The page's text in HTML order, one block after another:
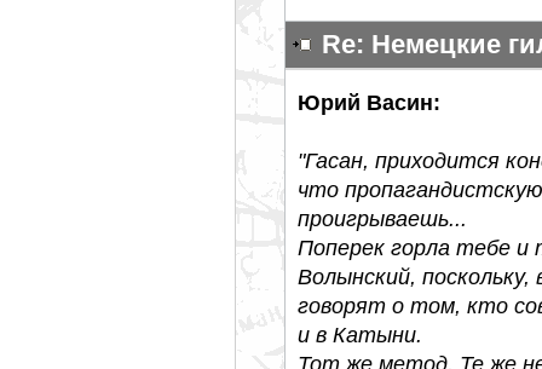
Re: Немецкие
Юрий Васин:
"Гасан, приходится
что
проигрываешь...
Поперек горла тебе
Волынский,
говорят о том, кто
и в Катыни.
Тот же метод. Те же